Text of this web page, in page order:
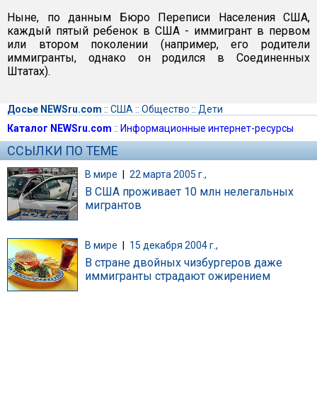
Ныне, по данным Бюро Переписи Населения США,
каждый пятый ребенок в США - иммигрант в первом
или втором поколении (например, его родители
иммигранты, однако он родился в Соединенных
Штатах).
Досье NEWSru.com :: США :: Общество :: Дети
Каталог NEWSru.com :: Информационные интернет-ресурсы
ССЫЛКИ ПО ТЕМЕ
В мире | 22 марта 2005 г.,
В США проживает 10 млн нелегальных
мигрантов
В мире 15 декабря 2004 г.,
В стране двойных чизбургеров даже
иммигранты страдают ожирением